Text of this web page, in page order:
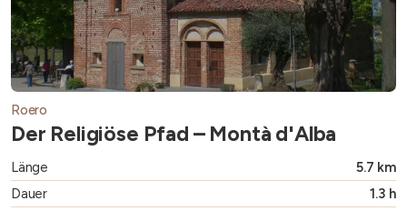
Roero
Der Religiöse Pfad – Montà d'Alba
Länge
5.7 km
Dauer
1.3 h